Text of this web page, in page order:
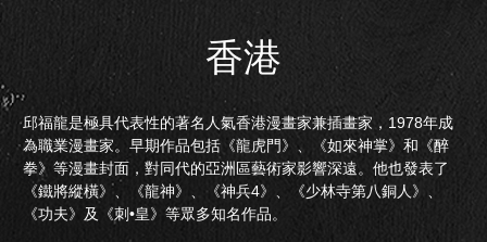
香港
邱福龍是極具代表性的著名人氣香港漫畫家兼插畫家，1978年成
為職業漫畫家。早期作品包括《龍虎門》、《如來神掌》和《醉
拳》等漫畫封面，對同代的亞洲區藝術家影響深遠。他也發表了
《鐵將縱橫》、《龍神》、《神兵4》、《少林寺第八銅人》、
《功夫》及《刺•皇》等眾多知名作品。